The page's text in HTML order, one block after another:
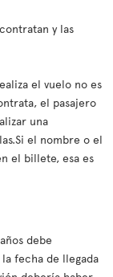
y las
el vuelo no es
el pasajero
una
el nombre o el
el billete, esa es
debe
fecha de llegada